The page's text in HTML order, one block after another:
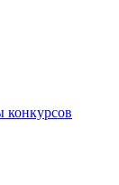
конкурсов